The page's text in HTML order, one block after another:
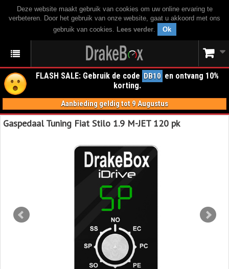
Deze website maakt gebruik van cookies om uw online ervaring te
verbeteren. Door het gebruik van onze website, gaat u akkoord met ons
gebruik van cookies. Lees verder. Ok
FLASH SALE: Gebruik de code DB10 en ontvang 10%
korting.
Aanbieding geldig tot 9 Augustus
Gaspedaal Tuning Fiat Stilo 1.9 M-JET 120 pk